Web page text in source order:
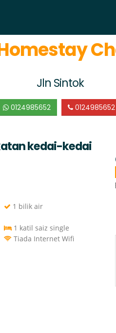
Jln Sintok
0124985652 0124985652
kedai-kedai
1 bilik air
1 katil saiz single
Tiada Internet Wifi